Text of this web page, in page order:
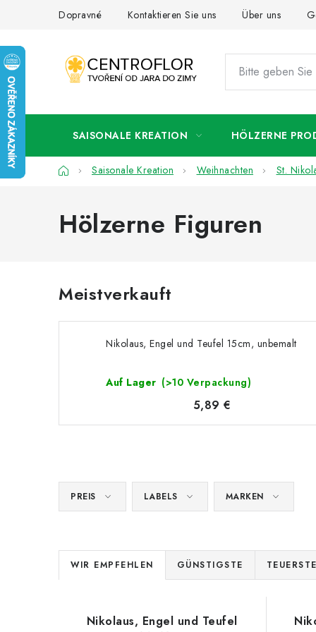
Dopravné Kontaktieren Sie uns Über uns
SAISONALE KREATION HÖLZERNE
StartseiteSaisonale Kreation Weihnachten St.
Hölzerne Figuren
Meistverkauft
Nikolaus, Engel und Teufel 15cm, unbemalt
Auf Lager (>10 Verpackung)
5,89 €
PREIS LABELS MARKEN
P
r
WIR EMPFEHLEN GÜNSTIGSTE TEUERSTE
Nikolaus, Engel und Teufel